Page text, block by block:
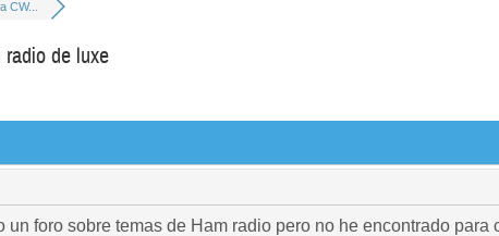
CW...
de luxe
un foro sobre temas de Ham radio pero no he encontrado